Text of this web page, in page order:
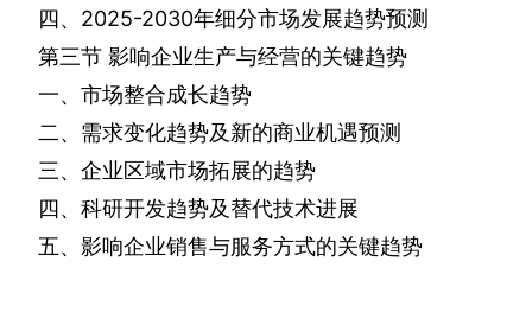
四、 2025-2030年细分市场发展趋势预测
第三节 影响企业生产与经营的关键趋势
一、市场整合成长趋势
二、需求变化趋势及新的商业机遇预测
三、企业区域市场拓展的趋势
四、科研开发趋势及替代技术进展
五、影响企业销售与服务方式的关键趋势